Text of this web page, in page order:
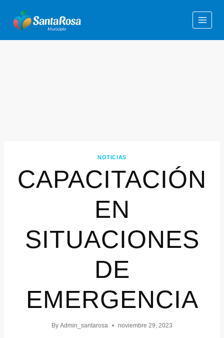
NOTICIAS
CAPACITACIÓN
EN
SITUACIONES
DE
EMERGENCIA
By Admin_santarosa noviembre 29, 2023